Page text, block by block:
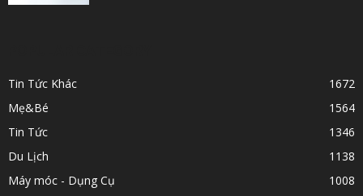
Tin Tức Khác
1672
Mẹ&Bé
1564
Tin Tức
1346
Du Lịch
1138
Máy móc - Dụng Cụ
1008